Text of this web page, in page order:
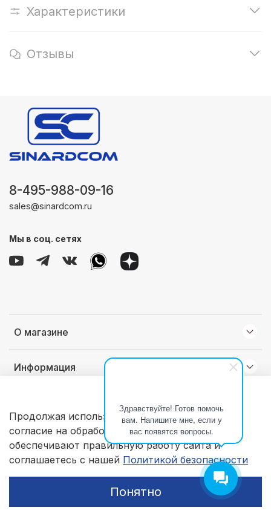
Здравствуйте! Готов помочь
вам. Напишите мне, если у
вас появятся вопросы.
Характеристики
Отзывы
О магазине
Информация
8-495-988-09-16
sales@sinardcom.ru
Мы в соц. сетях
© 2026 Любое использование контента без письменного
разрешения запрещено
Продолжая использовать наш сайт, вы даете
согласие на обработку файлов cookie, которые
обеспечивают правильную работу сайта и
соглашаетесь с нашей Политикой безопасности
Понятно